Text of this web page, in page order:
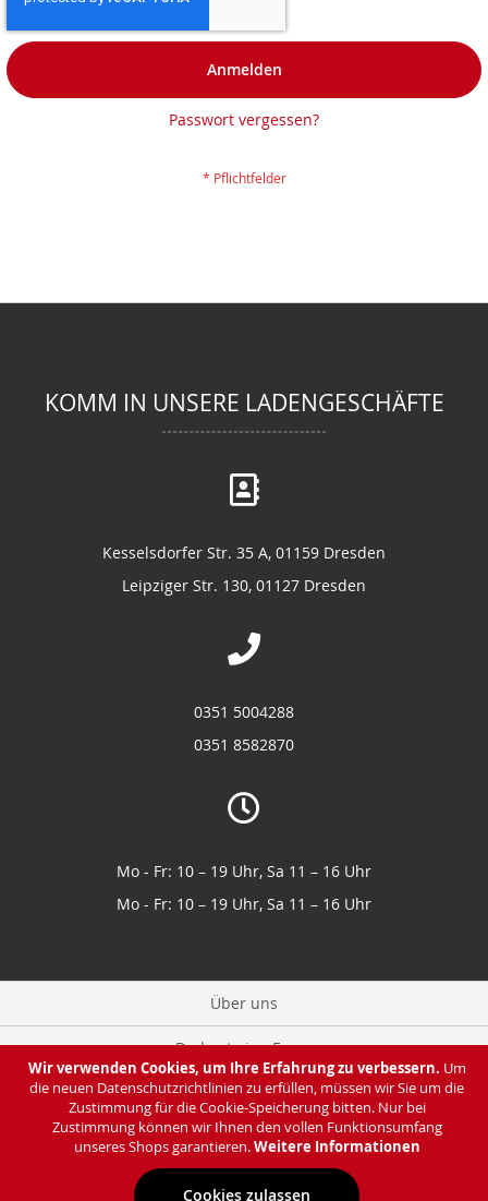
Wir verwenden Cookies, um Ihre Erfahrung zu verbessern. Um
die neuen Datenschutzrichtlinien zu erfüllen, müssen wir Sie um die
Zustimmung für die Cookie-Speicherung bitten. Nur bei
Zustimmung können wir Ihnen den vollen Funktionsumfang
unseres Shops garantieren.Weitere Informationen
Cookies zulassen
Anmelden
Passwort vergessen?
KOMM IN UNSERE LADENGESCHÄFTE
Kesselsdorfer Str. 35 A, 01159 Dresden
Leipziger Str. 130, 01127 Dresden
0351 5004288
0351 8582870
Mo - Fr: 10 – 19 Uhr, Sa 11 – 16 Uhr
Mo - Fr: 10 – 19 Uhr, Sa 11 – 16 Uhr
Über uns
Du hast eine Frage
Zahlung & Lieferung
Datenschutz